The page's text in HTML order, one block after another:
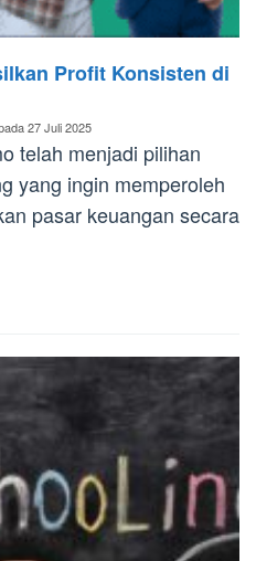
Profit Konsisten di
27 Juli 2025
telah menjadi pilihan
yang ingin memperoleh
pasar keuangan secara